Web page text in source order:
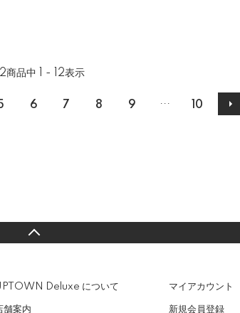
商品中 1 - 12表示
6 7 8 9 ... 10
Deluxe について
舗案内
マイアカウント
新規会員登録